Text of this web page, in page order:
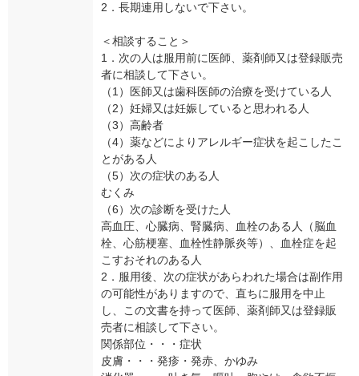
2．長期連用しないで下さい。
＜相談すること＞
1．次の人は服用前に医師、薬剤師又は登録販売
者に相談して下さい。
（1）医師又は歯科医師の治療を受けている人
（2）妊婦又は妊娠していると思われる人
（3）高齢者
（4）薬などによりアレルギー症状を起こしたこ
とがある人
（5）次の症状のある人
むくみ
（6）次の診断を受けた人
高血圧、心臓病、腎臓病、血栓のある人（脳血
栓、心筋梗塞、血栓性静脈炎等）、血栓症を起
こすおそれのある人
2．服用後、次の症状があらわれた場合は副作用
の可能性がありますので、直ちに服用を中止
し、この文書を持って医師、薬剤師又は登録販
売者に相談して下さい。
関係部位・・・症状
皮膚・・・発疹・発赤、かゆみ